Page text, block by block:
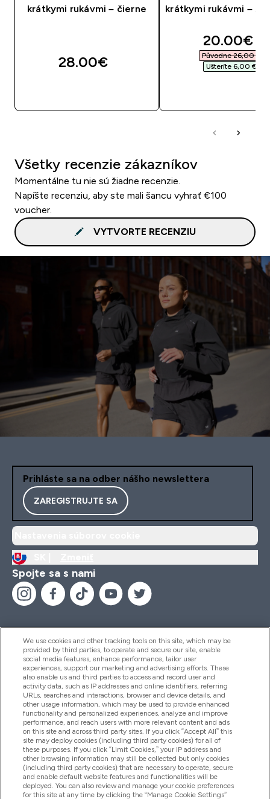
krátkymi rukávmi – čierne
28.00€‎
krátkymi rukávmi –
20.00€‎
Původne 26,00 €‎
Ušteríte 6,00 €‎
Všetky recenzie zákazníkov
Momentálne tu nie sú žiadne recenzie.
Napíšte recenziu, aby ste mali šancu vyhrať €100
voucher.
VYTVORTE RECENZIU
Prihláste sa na odber nášho newslettera
ZAREGISTRUJTE SA
Spojte sa s nami
Pomoc & Informácie
Produkty
Informácie O Spoločnosti
Vernosť & Odmeny
We use cookies and other tracking tools on this site, which may be
provided by third parties, to operate and secure our site, enable
social media features, enhance performance, tailor user
experiences, support our marketing and advertising efforts. These
also enable us and third parties to access and record user and
activity data, such as IP addresses and online identifiers, referring
URLs, searches and interactions, browser and device details, and
other usage information, which may be used to provide enhanced
functionality and personalized experiences, analyze and improve
performance, and reach users with more relevant content and ads
on this site and across third party sites. If you click “Accept All” this
site may deploy cookies (including third party cookies) for all of
these purposes. If you click “Limit Cookies,” your IP address and
other browsing information may still be collected but only cookies
(including third party cookies) that are necessary to operate, secure
and enable default website features and functionalities will be
deployed. You can also review and manage your cookie preferences
for this site at any time by clicking the “Manage Cookie Settings”